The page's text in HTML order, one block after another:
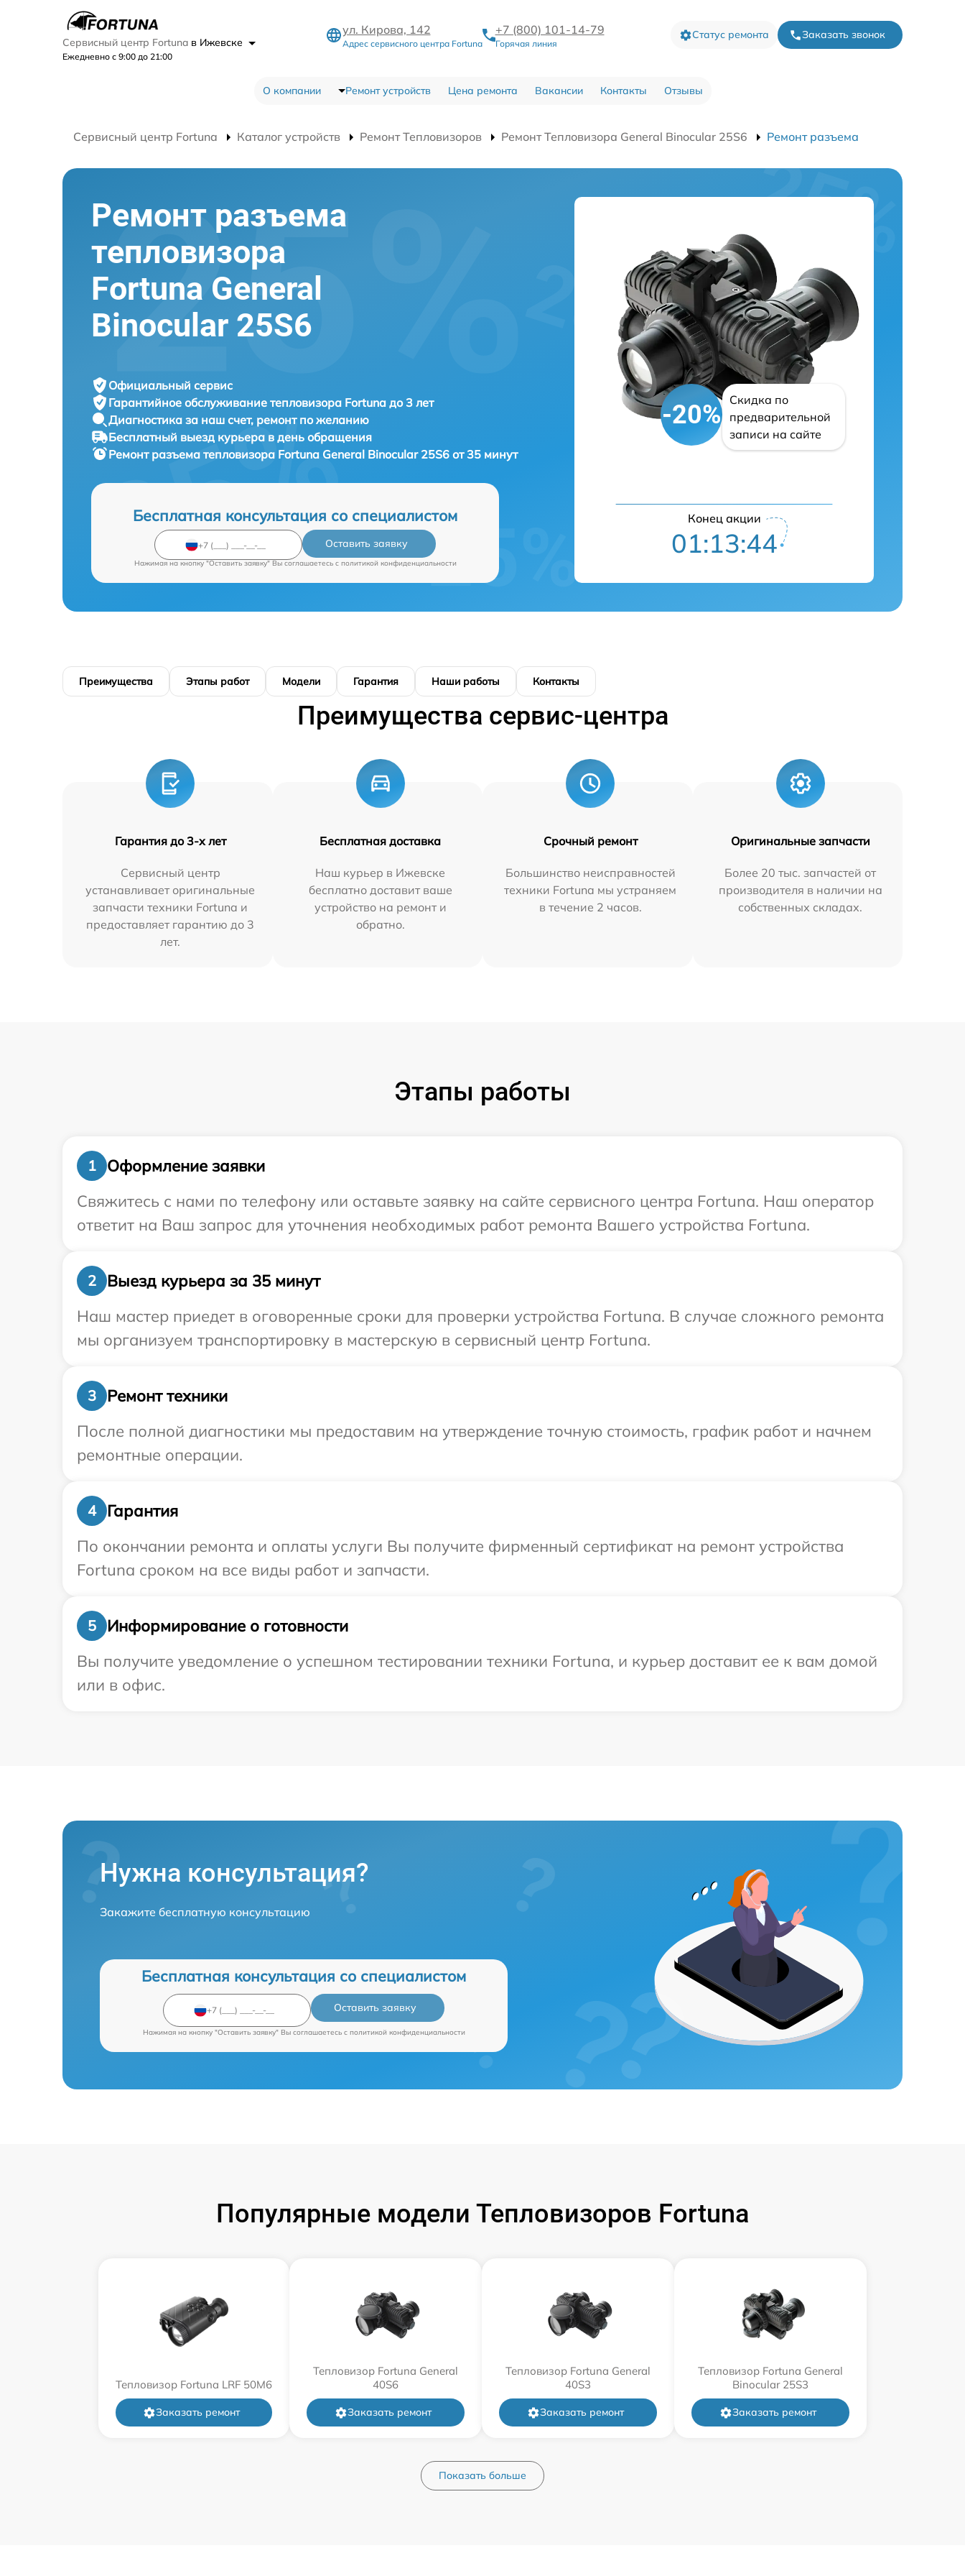
Сервисный центр Fortuna в Ижевске
Ежедневно с 9:00 до 21:00
ул. Кирова, 142
Адрес сервисного центра Fortuna
+7 (800) 101-14-79
Горячая линия
Статус ремонта Заказать звонок
О компании Ремонт устройств Цена ремонта Вакансии Контакты Отзывы
Сервисный центр Fortuna Каталог устройств Ремонт Тепловизоров Ремонт Тепловизора General Binocular 25S6 Ремонт разъема
Ремонт разъема
тепловизора
Fortuna General
Binocular 25S6
Официальный сервис
Гарантийное обслуживание тепловизора Fortuna до 3 лет
Диагностика за наш счет, ремонт по желанию
Бесплатный выезд курьера в день обращения
Ремонт разъема тепловизора Fortuna General Binocular 25S6 от 35 минут
Бесплатная консультация со специалистом
Оставить заявку
Нажимая на кнопку "Оставить заявку" Вы соглашаетесь c политикой конфиденциальности
-20%
Скидка по
предварительной
записи на сайте
Конец акции
01:13:43
Преимущества Этапы работ Модели Гарантия Наши работы Контакты
Преимущества сервис-центра
Гарантия до 3-х лет
Сервисный центр
устанавливает оригинальные
запчасти техники Fortuna и
предоставляет гарантию до 3
лет.
Бесплатная доставка
Наш курьер в Ижевске
бесплатно доставит ваше
устройство на ремонт и
обратно.
Срочный ремонт
Большинство неисправностей
техники Fortuna мы устраняем
в течение 2 часов.
Оригинальные запчасти
Более 20 тыс. запчастей от
производителя в наличии на
собственных складах.
Этапы работы
1
Оформление заявки
Свяжитесь с нами по телефону или оставьте заявку на сайте сервисного центра Fortuna. Наш оператор
ответит на Ваш запрос для уточнения необходимых работ ремонта Вашего устройства Fortuna.
2
Выезд курьера за 35 минут
Наш мастер приедет в оговоренные сроки для проверки устройства Fortuna. В случае сложного ремонта
мы организуем транспортировку в мастерскую в сервисный центр Fortuna.
3
Ремонт техники
После полной диагностики мы предоставим на утверждение точную стоимость, график работ и начнем
ремонтные операции.
4
Гарантия
По окончании ремонта и оплаты услуги Вы получите фирменный сертификат на ремонт устройства
Fortuna сроком на все виды работ и запчасти.
5
Информирование о готовности
Вы получите уведомление о успешном тестировании техники Fortuna, и курьер доставит ее к вам домой
или в офис.
Нужна консультация?
Закажите бесплатную консультацию
Бесплатная консультация со специалистом
Оставить заявку
Нажимая на кнопку "Оставить заявку" Вы соглашаетесь c политикой конфиденциальности
Популярные модели Тепловизоров Fortuna
Тепловизор Fortuna LRF 50M6
Заказать ремонт
Тепловизор Fortuna General
40S6
Заказать ремонт
Тепловизор Fortuna General
40S3
Заказать ремонт
Тепловизор Fortuna General
Binocular 25S3
Заказать ремонт
Показать больше